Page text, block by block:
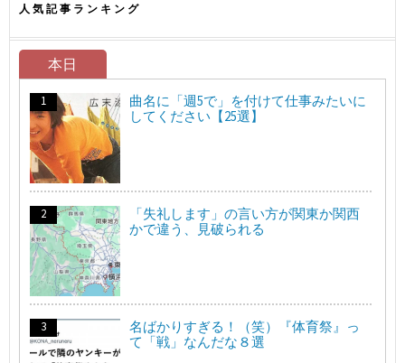
人気記事ランキング
本日
曲名に「週5で」を付けて仕事みたいに
してください【25選】
「失礼します」の言い方が関東か関西
かで違う、見破られる
名ばかりすぎる！（笑）『体育祭』っ
て「戦」なんだな８選